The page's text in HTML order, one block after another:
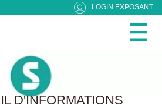
LOGIN EXPOSANT
D'INFORMATIONS